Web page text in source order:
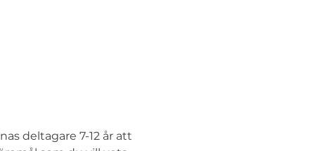
deltagare 7-12 år att